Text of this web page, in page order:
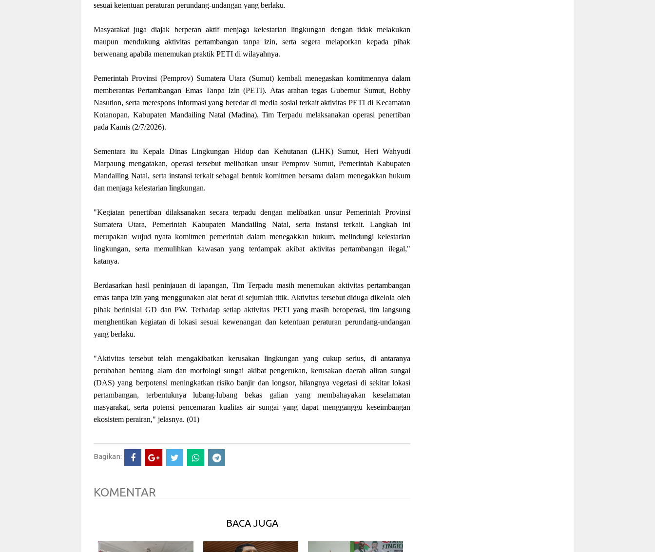
sesuai ketentuan peraturan perundang-undangan yang berlaku.
Masyarakat juga diajak berperan aktif menjaga kelestarian lingkungan dengan tidak melakukan
maupun mendukung aktivitas pertambangan tanpa izin, serta segera melaporkan kepada pihak
berwenang apabila menemukan praktik PETI di wilayahnya.
Pemerintah Provinsi (Pemprov) Sumatera Utara (Sumut) kembali menegaskan komitmennya dalam
memberantas Pertambangan Emas Tanpa Izin (PETI). Atas arahan tegas Gubernur Sumut, Bobby
Nasution, serta merespons informasi yang beredar di media sosial terkait aktivitas PETI di Kecamatan
Kotanopan, Kabupaten Mandailing Natal (Madina), Tim Terpadu melaksanakan operasi penertiban
pada Kamis (2/7/2026).
Sementara itu Kepala Dinas Lingkungan Hidup dan Kehutanan (LHK) Sumut, Heri Wahyudi
Marpaung mengatakan, operasi tersebut melibatkan unsur Pemprov Sumut, Pemerintah Kabupaten
Mandailing Natal, serta instansi terkait sebagai bentuk komitmen bersama dalam menegakkan hukum
dan menjaga kelestarian lingkungan.
"Kegiatan penertiban dilaksanakan secara terpadu dengan melibatkan unsur Pemerintah Provinsi
Sumatera Utara, Pemerintah Kabupaten Mandailing Natal, serta instansi terkait. Langkah ini
merupakan wujud nyata komitmen pemerintah dalam menegakkan hukum, melindungi kelestarian
lingkungan, serta memulihkan kawasan yang terdampak akibat aktivitas pertambangan ilegal,"
katanya.
Berdasarkan hasil peninjauan di lapangan, Tim Terpadu masih menemukan aktivitas pertambangan
emas tanpa izin yang menggunakan alat berat di sejumlah titik. Aktivitas tersebut diduga dikelola oleh
pihak berinisial GD dan PW. Terhadap setiap aktivitas PETI yang masih beroperasi, tim langsung
menghentikan kegiatan di lokasi sesuai kewenangan dan ketentuan peraturan perundang-undangan
yang berlaku.
"Aktivitas tersebut telah mengakibatkan kerusakan lingkungan yang cukup serius, di antaranya
perubahan bentang alam dan morfologi sungai akibat pengerukan, kerusakan daerah aliran sungai
(DAS) yang berpotensi meningkatkan risiko banjir dan longsor, hilangnya vegetasi di sekitar lokasi
pertambangan, terbentuknya lubang-lubang bekas galian yang membahayakan keselamatan
masyarakat, serta potensi pencemaran kualitas air sungai yang dapat mengganggu keseimbangan
ekosistem perairan," jelasnya. (01)
Bagikan:
KOMENTAR
BACA JUGA